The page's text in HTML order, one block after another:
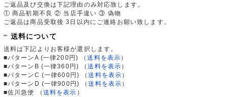
ご返品及び交換は下記理由のみ対応致します。
① 商品初期不良 ② 当店手違い ③ 偽物
ご返品は商品受取後 3日以内にご連絡お願い致します。
送料について
送料は下記よりお客様が選択します。
■パターンA (一律200円)
（送料を表示 ）
■パターンB (一律360円)
（送料を表示 ）
■パターンC (一律600円)
（送料を表示 ）
■パターンD (一律900円)
（送料を表示 ）
■佐川急便
（ 送料を表示 ）